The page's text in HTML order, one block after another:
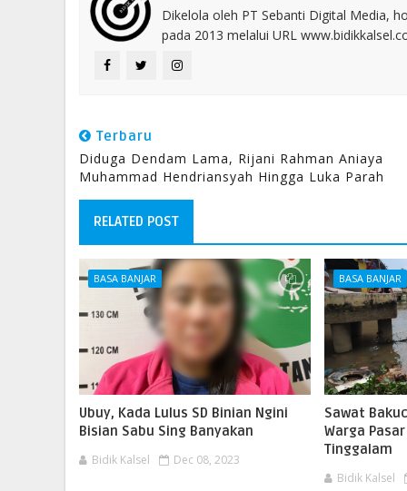
Dikelola oleh PT Sebanti Digital Media,
pada 2013 melalui URL
Terbaru
Diduga Dendam Lama, Rijani Rahman Aniaya
Muhammad Hendriansyah Hingga Luka Parah
RELATED POST
BASA BANJAR
Ubuy, Kada Lulus SD Binian Ngini
Bisian Sabu Sing Banyakan
Bidik Kalsel Dec 08, 2023
BASA BANJAR
Sawat
Warga
Tinggalam
Bidik Kalsel